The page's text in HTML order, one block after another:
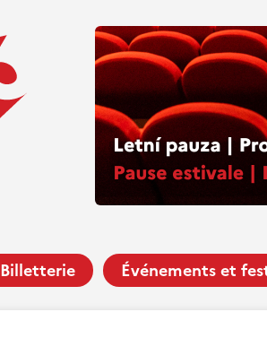
Billetterie Événements et